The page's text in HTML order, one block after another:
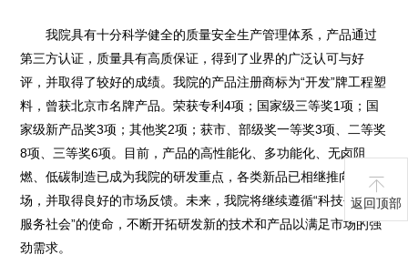
我院具有十分科学健全的质量安全生产管理体系，产品通过
第三方认证，质量具有高质保证，得到了业界的广泛认可与好
评，并取得了较好的成绩。我院的产品注册商标为“开发”牌工程塑
料，曾获北京市名牌产品。荣获专利4项；国家级三等奖1项；国
家级新产品奖3项；其他奖2项；获市、部级奖一等奖3项、二等奖
8项、三等奖6项。目前，产品的高性能化、多功能化、无卤阻
燃、低碳制造已成为我院的研发重点，各类新品已相继推向市
场，并取得良好的市场反馈。未来，我院将继续遵循“科技创新，
服务社会”的使命，不断开拓研发新的技术和产品以满足市场的强
劲需求。
返回顶部